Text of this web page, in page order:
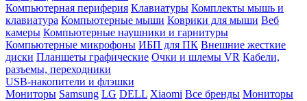
Компьютерная периферия Клавиатуры Комплекты мышь и
клавиатура Компьютерные мыши Коврики для мыши Веб
камеры Компьютерные наушники и гарнитуры
Компьютерные микрофоны ИБП для ПК Внешние жесткие
диски Планшеты графические Очки и шлемы VR Кабели,
разъемы, переходники
USB-накопители и флэшки
Мониторы Samsung LG DELL Xiaomi Все бренды Мониторы